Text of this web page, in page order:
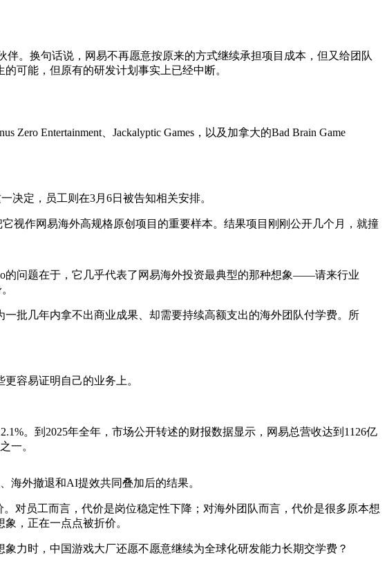
。换句话说，网易不再愿意按原来的方式继续承担项目成本，但又给团队
可能，但原有的研发计划事实上已经中断。
Entertainment、Jackalyptic Games，以及加拿大的Bad Brain Game
决定，员工则在3月6日被告知相关安排。
视作网易海外高规格原创项目的重要样本。结果项目刚刚公开几个月，就撞
的问题在于，它几乎代表了网易海外投资最典型的那种想象——请来行业
批几年内拿不出商业成果、却需要持续高额支出的海外团队付学费。所
容易证明自己的业务上。
。到2025年全年，市场公开转述的财报数据显示，网易总营收达到1126亿
一。
海外撤退和AI提效共同叠加后的结果。
对员工而言，代价是岗位稳定性下降；对海外团队而言，代价是很多原本想
，正在一点点被折价。
力时，中国游戏大厂还愿不愿意继续为全球化研发能力长期交学费？